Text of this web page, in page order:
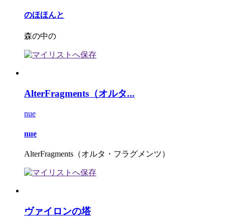
のほほんと
森の中の
AlterFragments（オルタ...
nue
nue
AlterFragments（オルタ・フラグメンツ）
ヴァイロンの塔